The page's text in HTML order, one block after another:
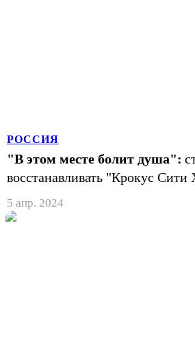
РОССИЯ
"В этом месте болит душа":
восстанавливать "Крокус Сити
5 апр. 2024